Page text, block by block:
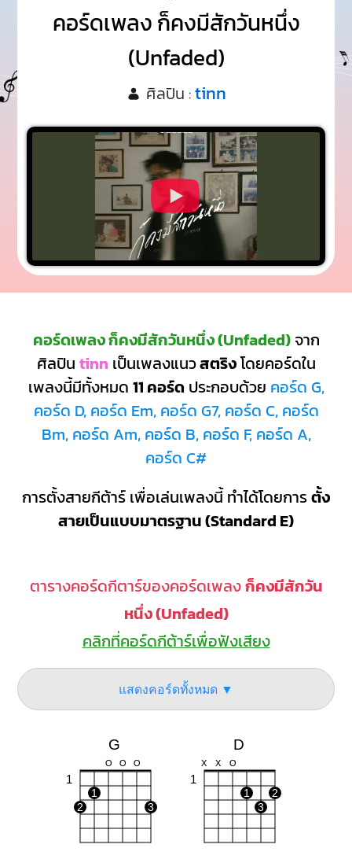
คอร์ดเพลง ก็คงมีสักวันหนึ่ง
(Unfaded)
ศิลปิน :tinn
คอร์ดเพลง ก็คงมีสักวันหนึ่ง (Unfaded)จาก
ศิลปิน tinn เป็นเพลงแนวสตริงโดยคอร์ดใน
เพลงนี้มีทั้งหมด 11 คอร์ด ประกอบด้วย คอร์ด G,
คอร์ด D, คอร์ด Em, คอร์ด G7, คอร์ด C, คอร์ด
Bm, คอร์ด Am, คอร์ด B, คอร์ด F, คอร์ด A,
คอร์ด C#
การตั้งสายกีต้าร์ เพื่อเล่นเพลงนี้ ทำได้โดยการตั้ง
สายเป็นแบบมาตรฐาน (Standard E)
ตารางคอร์ดกีตาร์ของคอร์ดเพลงก็คงมีสักวัน
หนึ่ง (Unfaded)
คลิกที่คอร์ดกีต้าร์เพื่อฟังเสียง
แสดงคอร์ดทั้งหมด ▼
G
O O O
1
1
2
3
D
X X O
1
1
2
3